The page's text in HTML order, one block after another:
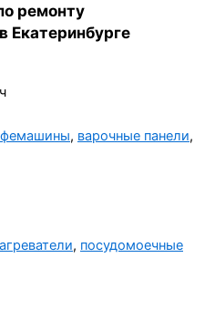
ремонту
Екатеринбурге
, варочные панели,
, посудомоечные